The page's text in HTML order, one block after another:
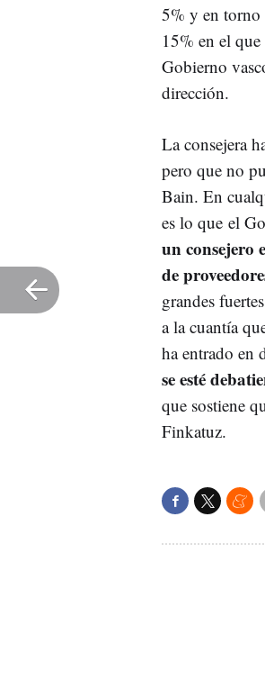
5% y en torno
15% en el
Gobierno
dirección.
La consejera
pero que no
Bain. En
es lo que el
un consejero
de
grandes
a la cuantía
ha entrado en
se esté
que sostiene
Finkatuz.